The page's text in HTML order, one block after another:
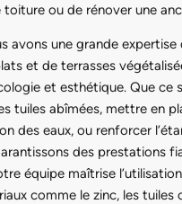
toiture ou de rénover une
avons une grande expertise
et de terrasses
et esthétique. Que ce
tuiles abîmées, mettre en
des eaux, ou renforcer
des prestations
équipe maîtrise
comme le zinc, les tuiles